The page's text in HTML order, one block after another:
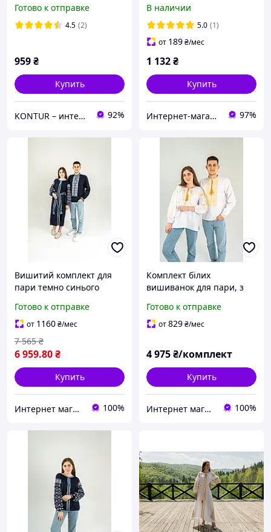
гладью: белый и черный
с золотой нитью
Готово к отправке
4.5 (2)
959₴
Купить
KONTUR – интернет магазин 92%
стильная блузка вышитая
гладью
В наличии
5.0 (1)
от 189₴/мес
1 132₴
Купить
Интернет-магазин «Omoda» 97%
Вишитий комплект для
пари темно синього
вишивкою
Готово к отправке
от 1160₴/мес
6 959.80₴
7 565 ₴
Купить
Интернет магазин "EtnoVyshуvka" 100%
Комплект білих
вишиванок для пари, з
Готово к отправке
от829₴/мес
4 975₴/комплект
Купить
Интернет магазин "EtnoVyshуvka" 100%